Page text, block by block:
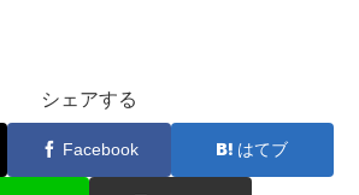
シェアする
Facebook はてブ